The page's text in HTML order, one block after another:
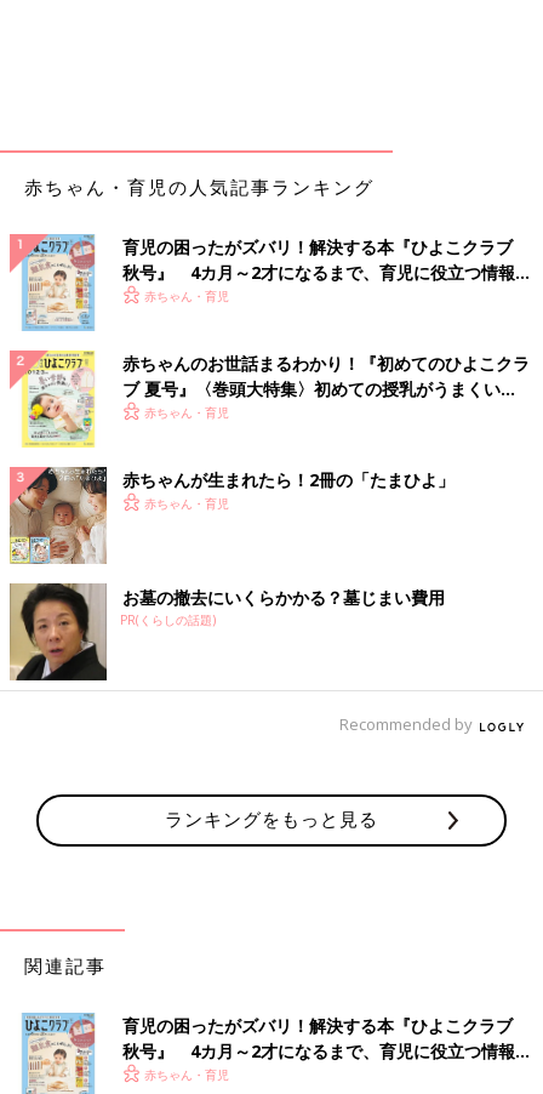
赤ちゃん・育児の人気記事ランキング
育児の困ったがズバリ！解決する本『ひよこクラブ
秋号』 4カ月～2才になるまで、育児に役立つ情報が
いっぱい！
赤ちゃん・育児
赤ちゃんのお世話まるわかり！『初めてのひよこクラ
ブ 夏号』〈巻頭大特集〉初めての授乳がうまくい
く！ おっぱい・ミルクの基本と夏のトラブル 解決テ
赤ちゃん・育児
赤ちゃんが生まれたら！2冊の「たまひよ」
赤ちゃん・育児
お墓の撤去にいくらかかる？墓じまい費用
PR(くらしの話題)
Recommended by
ランキングをもっと見る
関連記事
育児の困ったがズバリ！解決する本『ひよこクラブ
秋号』 4カ月～2才になるまで、育児に役立つ情報が
いっぱい！
赤ちゃん・育児